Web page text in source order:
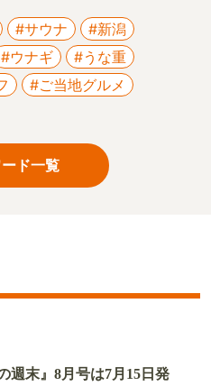
#サウナ
#新潟
#ウナギ
#うな重
#ご当地グルメ
ド一覧
週末』8月号は7月15日発